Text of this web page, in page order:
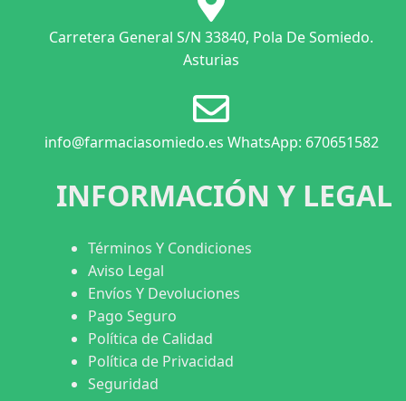
Carretera General S/N 33840, Pola De Somiedo.
Asturias
info@farmaciasomiedo.es WhatsApp: 670651582
INFORMACIÓN Y LEGAL
Términos Y Condiciones
Aviso Legal
Envíos Y Devoluciones
Pago Seguro
Política de Calidad
Política de Privacidad
Seguridad